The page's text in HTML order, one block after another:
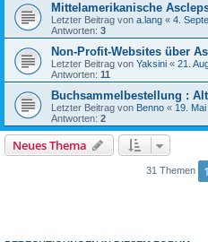
Mittelamerikanische
Letzter Beitrag von a.lang « 4.
Antworten: 3
Non-Profit-Websites über
Letzter Beitrag von Yaksini « 21.
Antworten: 11
Buchsammelbestellung :
Letzter Beitrag von Benno « 19.
Antworten: 2
Neues Thema
31 Themen 1